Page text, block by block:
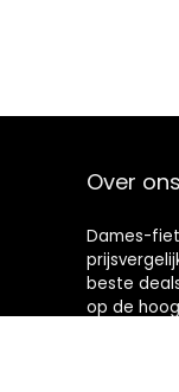
Over ons
Dames-
beste
op de